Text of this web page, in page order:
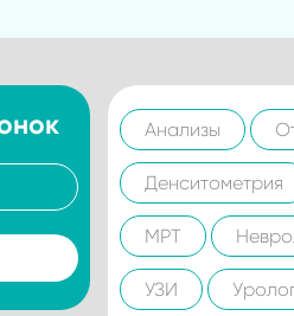
Анализы
Денситометрия
МРТ
УЗИ